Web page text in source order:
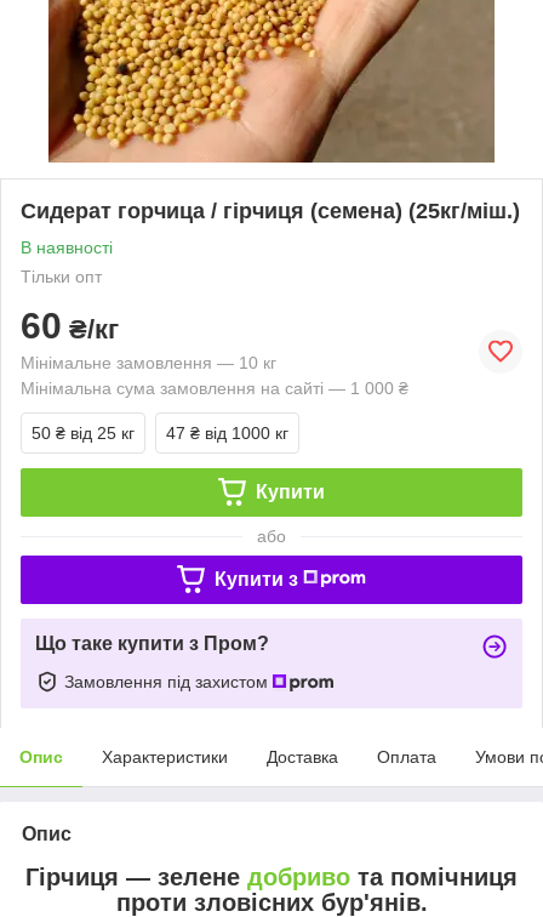
Сидерат горчица / гірчиця (семена) (25кг/міш.)
В наявності
Тільки опт
60 ₴/кг
Мінімальне замовлення — 10 кг
Мінімальна сума замовлення на сайті — 1 000 ₴
50 ₴ від 25 кг 47 ₴ від 1000 кг
Купити
або
Купити з
Що таке купити з Пром?
Замовлення під захистом
Опис Характеристики Доставка Оплата Умови
Опис
Гірчиця — зелене добриво та помічниця
проти зловісних бур'янів.